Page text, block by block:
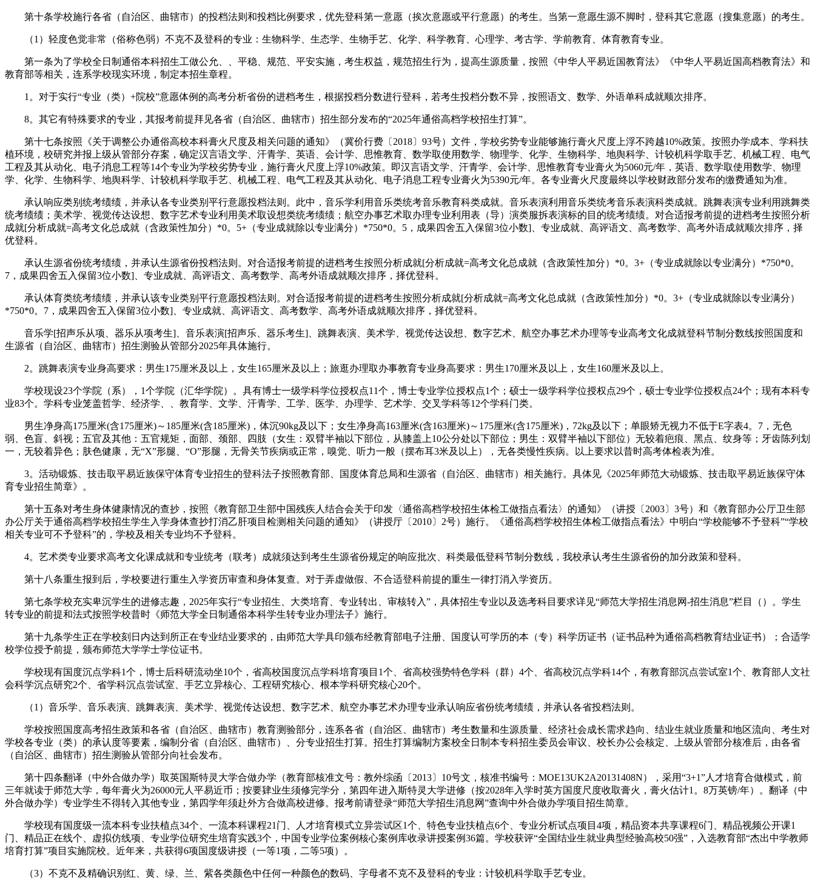
第十条学校施行各省（自治区、曲辖市）的投档法则和投档比例要求，优先登科第一意愿（挨次意愿或平行意愿）的考生。当第一意愿生源不脚时，登科其它意愿（搜集意愿）的考生。
（1）轻度色觉非常（俗称色弱）不克不及登科的专业：生物科学、生态学、生物手艺、化学、科学教育、心理学、考古学、学前教育、体育教育专业。
第一条为了学校全日制通俗本科招生工做公允、、平稳、规范、平安实施，考生权益，规范招生行为，提高生源质量，按照《中华人平易近国教育法》《中华人平易近国高档教育法》和
教育部等相关，连系学校现实环境，制定本招生章程。
1。对于实行“专业（类）+院校”意愿体例的高考分析省份的进档考生，根据投档分数进行登科，若考生投档分数不异，按照语文、数学、外语单科成就顺次排序。
8。其它有特殊要求的专业，其报考前提拜见各省（自治区、曲辖市）招生部分发布的“2025年通俗高档学校招生打算”。
第十七条按照《关于调整公办通俗高校本科膏火尺度及相关问题的通知》（冀价行费〔2018〕93号）文件，学校劣势专业能够施行膏火尺度上浮不跨越10%政策。按照办学成本、学科扶
植环境，校研究并报上级从管部分存案，确定汉言语文学、汗青学、英语、会计学、思惟教育、数学取使用数学、物理学、化学、生物科学、地舆科学、计较机科学取手艺、机械工程、电气
工程及其从动化、电子消息工程等14个专业为学校劣势专业，施行膏火尺度上浮10%政策。即汉言语文学、汗青学、会计学、思惟教育专业膏火为5060元/年，英语、数学取使用数学、物理
学、化学、生物科学、地舆科学、计较机科学取手艺、机械工程、电气工程及其从动化、电子消息工程专业膏火为5390元/年。各专业膏火尺度最终以学校财政部分发布的缴费通知为准。
承认响应类别统考绩绩，并承认各专业类别平行意愿投档法则。此中，音乐学利用音乐类统考音乐教育科类成就。音乐表演利用音乐类统考音乐表演科类成就。跳舞表演专业利用跳舞类
统考绩绩；美术学、视觉传达设想、数字艺术专业利用美术取设想类统考绩绩；航空办事艺术取办理专业利用表（导）演类服拆表演标的目的统考绩绩。对合适报考前提的进档考生按照分析
成就[分析成就=高考文化总成就（含政策性加分）*0。5+（专业成就除以专业满分）*750*0。5，成果四舍五入保留3位小数]、专业成就、高评语文、高考数学、高考外语成就顺次排序，择
优登科。
承认生源省份统考绩绩，并承认生源省份投档法则。对合适报考前提的进档考生按照分析成就[分析成就=高考文化总成就（含政策性加分）*0。3+（专业成就除以专业满分）*750*0。
7，成果四舍五入保留3位小数]、专业成就、高评语文、高考数学、高考外语成就顺次排序，择优登科。
承认体育类统考绩绩，并承认该专业类别平行意愿投档法则。对合适报考前提的进档考生按照分析成就[分析成就=高考文化总成就（含政策性加分）*0。3+（专业成就除以专业满分）
*750*0。7，成果四舍五入保留3位小数]、专业成就、高评语文、高考数学、高考外语成就顺次排序，择优登科。
音乐学[招声乐从项、器乐从项考生]、音乐表演[招声乐、器乐考生]、跳舞表演、美术学、视觉传达设想、数字艺术、航空办事艺术办理等专业高考文化成就登科节制分数线按照国度和
生源省（自治区、曲辖市）招生测验从管部分2025年具体施行。
2。跳舞表演专业身高要求：男生175厘米及以上，女生165厘米及以上；旅逛办理取办事教育专业身高要求：男生170厘米及以上，女生160厘米及以上。
学校现设23个学院（系），1个学院（汇华学院）。具有博士一级学科学位授权点11个，博士专业学位授权点1个；硕士一级学科学位授权点29个，硕士专业学位授权点24个；现有本科专
业83个。学科专业笼盖哲学、经济学、、教育学、文学、汗青学、工学、医学、办理学、艺术学、交叉学科等12个学科门类。
男生净身高175厘米(含175厘米)～185厘米(含185厘米)，体沉90kg及以下；女生净身高163厘米(含163厘米)～175厘米(含175厘米)，72kg及以下；单眼矫无视力不低于E字表4。7，无色
弱、色盲、斜视；五官及其他：五官规矩，面部、颈部、四肢（女生：双臂半袖以下部位，从膝盖上10公分处以下部位；男生：双臂半袖以下部位）无较着疤痕、黑点、纹身等；牙齿陈列划
一，无较着异色；肤色健康，无“X”形腿、“O”形腿，无骨关节疾病或正常，嗅觉、听力一般（摆布耳3米及以上），无各类慢性疾病。以上要求以昔时高考体检表为准。
3。活动锻炼、技击取平易近族保守体育专业招生的登科法子按照教育部、国度体育总局和生源省（自治区、曲辖市）相关施行。具体见《2025年师范大动锻炼、技击取平易近族保守体
育专业招生简章》。
第十五条对考生身体健康情况的查抄，按照《教育部卫生部中国残疾人结合会关于印发〈通俗高档学校招生体检工做指点看法〉的通知》（讲授〔2003〕3号）和《教育部办公厅卫生部
办公厅关于通俗高档学校招生学生入学身体查抄打消乙肝项目检测相关问题的通知》（讲授厅〔2010〕2号）施行。《通俗高档学校招生体检工做指点看法》中明白“学校能够不予登科”“学校
相关专业可不予登科”的，学校及相关专业均不予登科。
4。艺术类专业要求高考文化课成就和专业统考（联考）成就须达到考生生源省份规定的响应批次、科类最低登科节制分数线，我校承认考生生源省份的加分政策和登科。
第十八条重生报到后，学校要进行重生入学资历审查和身体复查。对于弄虚做假、不合适登科前提的重生一律打消入学资历。
第七条学校充实卑沉学生的进修志趣，2025年实行“专业招生、大类培育、专业转出、审核转入”，具体招生专业以及选考科目要求详见“师范大学招生消息网-招生消息”栏目（）。学生
转专业的前提和法式按照学校昔时《师范大学全日制通俗本科学生转专业办理法子》施行。
第十九条学生正在学校刻日内达到所正在专业结业要求的，由师范大学具印颁布经教育部电子注册、国度认可学历的本（专）科学历证书（证书品种为通俗高档教育结业证书）；合适学
校学位授予前提，颁布师范大学学士学位证书。
学校现有国度沉点学科1个，博士后科研流动坐10个，省高校国度沉点学科培育项目1个、省高校强势特色学科（群）4个、省高校沉点学科14个，有教育部沉点尝试室1个、教育部人文社
会科学沉点研究2个、省学科沉点尝试室、手艺立异核心、工程研究核心、根本学科研究核心20个。
（1）音乐学、音乐表演、跳舞表演、美术学、视觉传达设想、数字艺术、航空办事艺术办理专业承认响应省份统考绩绩，并承认各省投档法则。
学校按照国度高考招生政策和各省（自治区、曲辖市）教育测验部分，连系各省（自治区、曲辖市）考生数量和生源质量、经济社会成长需求趋向、结业生就业质量和地区流向、考生对
学校各专业（类）的承认度等要素，编制分省（自治区、曲辖市）、分专业招生打算。招生打算编制方案校全日制本专科招生委员会审议、校长办公会核定、上级从管部分核准后，由各省
（自治区、曲辖市）招生测验从管部分向社会发布。
第十四条翻译（中外合做办学）取英国斯特灵大学合做办学（教育部核准文号：教外综函〔2013〕10号文，核准书编号：MOE13UK2A20131408N），采用“3+1”人才培育合做模式，前
三年就读于师范大学，每年膏火为26000元人平易近币；按要肄业生须修完学分，第四年进入斯特灵大学进修（按2028年入学时英方国度尺度收取膏火，膏火估计1。8万英镑/年）。翻译（中
外合做办学）专业学生不得转入其他专业，第四学年须赴外方合做高校进修。报考前请登录“师范大学招生消息网”查询中外合做办学项目招生简章。
学校现有国度级一流本科专业扶植点34个、一流本科课程21门、人才培育模式立异尝试区1个、特色专业扶植点6个、专业分析试点项目4项，精品资本共享课程6门、精品视频公开课1
门、精品正在线个、虚拟仿线项、专业学位研究生培育实践3个，中国专业学位案例核心案例库收录讲授案例36篇。学校获评“全国结业生就业典型经验高校50强”，入选教育部“杰出中学教师
培育打算”项目实施院校。近年来，共获得6项国度级讲授（一等1项，二等5项）。
（3）不克不及精确识别红、黄、绿、兰、紫各类颜色中任何一种颜色的数码、字母者不克不及登科的专业：计较机科学取手艺专业。